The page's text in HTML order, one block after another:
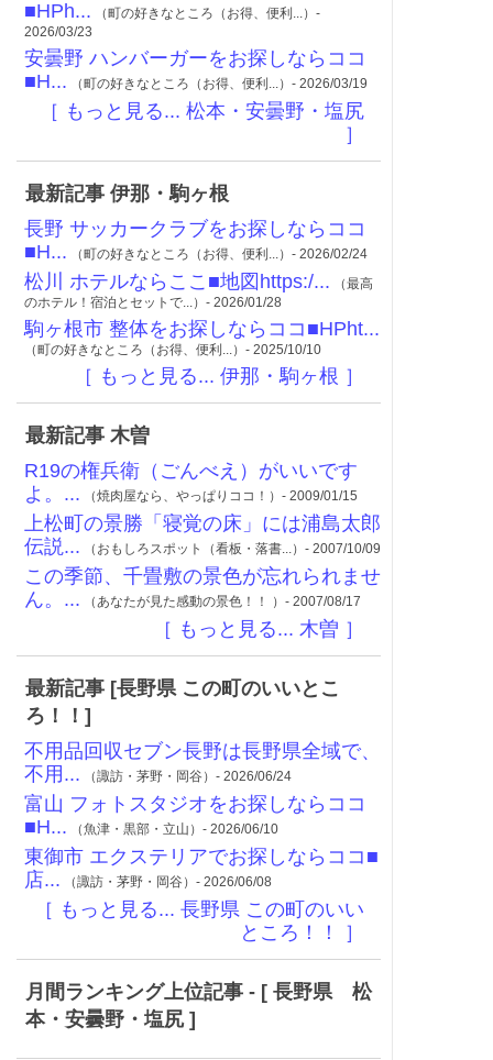
■HPh... （町の好きなところ（お得、便利...）-
2026/03/23
安曇野 ハンバーガーをお探しならココ
■H... （町の好きなところ（お得、便利...）- 2026/03/19
［ もっと見る... 松本・安曇野・塩尻
］
最新記事 伊那・駒ヶ根
長野 サッカークラブをお探しならココ
■H... （町の好きなところ（お得、便利...）- 2026/02/24
松川 ホテルならここ■地図https:/... （最高
のホテル！宿泊とセットで...）- 2026/01/28
駒ヶ根市 整体をお探しならココ■HPht...
（町の好きなところ（お得、便利...）- 2025/10/10
［ もっと見る... 伊那・駒ヶ根 ］
最新記事 木曽
R19の権兵衛（ごんべえ）がいいです
よ。... （焼肉屋なら、やっぱりココ！）- 2009/01/15
上松町の景勝「寝覚の床」には浦島太郎
伝説... （おもしろスポット（看板・落書...）- 2007/10/09
この季節、千畳敷の景色が忘れられませ
ん。... （あなたが見た感動の景色！！ ）- 2007/08/17
［ もっと見る... 木曽 ］
最新記事 [長野県 この町のいいとこ
ろ！！]
不用品回収セブン長野は長野県全域で、
不用... （諏訪・茅野・岡谷）- 2026/06/24
富山 フォトスタジオをお探しならココ
■H... （魚津・黒部・立山）- 2026/06/10
東御市 エクステリアでお探しならココ■
店... （諏訪・茅野・岡谷）- 2026/06/08
［ もっと見る... 長野県 この町のいい
ところ！！ ］
月間ランキング上位記事 - [ 長野県 松
本・安曇野・塩尻 ]